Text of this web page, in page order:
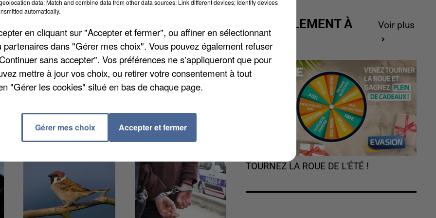
extérieur a programmé une réunion publique
aura lieu jeudi 21 mars prochain à 18 heures. Il
au 7 allée de Cheddar. Pour rappel, les citoyens
d'un tarif préférentiel. En attendant, vous pouvez
ACTUELLEMENT À
GAGNER
Voir plus
TOURNEZ LA ROUE DE L'ÉTÉ !
data; Match and combine data from other data sources; Link different devices; Identify devices
automatically.
en cliquant sur "Accepter et fermer", ou affiner en sélectionnant
partenaires dans "Gérer mes choix". Vous pouvez également refuser
sans accepter". Vos préférences ne s'appliqueront que pour
mettre à jour vos choix, ou retirer votre consentement à tout
"Gérer les cookies" situé en bas de chaque page.
Gérer mes choix Accepter et fermer